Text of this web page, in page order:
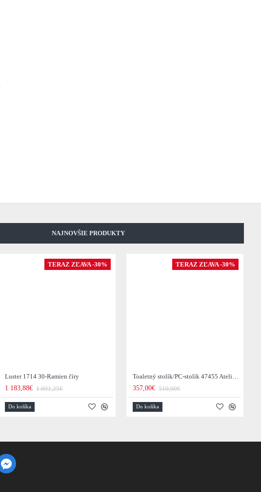
NAJNOVŠIE PRODUKTY
TERAZ ZĽAVA -30%
Luster 1714 30-Ramien číry
1 183,88€ 1 691,25€
Do košíka
TERAZ ZĽAVA -30%
Toaletný stolík/PC-stolík 47455 Atelier 120cm Natural Dub Dyha
357,00€ 510,00€
Do košíka